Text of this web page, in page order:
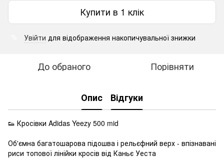
Купити в 1 клік
Увійти для відображення накопичувальної знижки
До обраного Порівняти
Опис Відгуки
👟 Кросівки Adidas Yeezy 500 mid
Об'ємна багатошарова підошва і рельєфний верх - впізнавані
риси топової лінійки кросів від Каньє Уеста